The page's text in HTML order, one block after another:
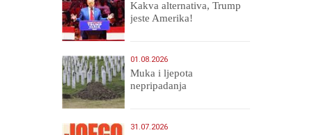
Kakva alternativa, Trump
jeste Amerika!
01.08.2026
Muka i ljepota
nepripadanja
31.07.2026